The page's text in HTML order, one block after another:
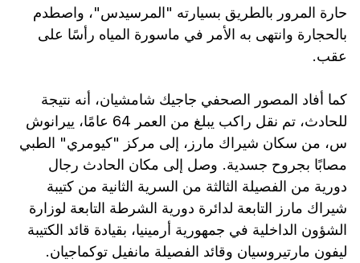
حارة المرور بالطريق بسيارته "المرسيدس"، واصطدم
بالحجارة وانتهى به الأمر في ماسورة المياه رأسًا على
عقب.
كما أفاد المصور الصحفي جاجيك شامشيان، أنه نتيجة
للحادث، تم نقل راكب يبلغ من العمر 64 عامًا، ييرانوش
س، من سكان شيراك مارز، إلى مركز "كيومري" الطبي
مصابًا بجروح جسدية. وصل إلى مكان الحادث رجال
دورية من الفصيلة الثالثة من السرية الثانية من كتيبة
شيراك مارز التابعة لدائرة دورية الشرطة التابعة لوزارة
الشؤون الداخلية في جمهورية أرمينيا، بقيادة قائد الكتيبة
ليفون مارتيروسيان وقائد الفصيلة مانفيل توكماجيان.